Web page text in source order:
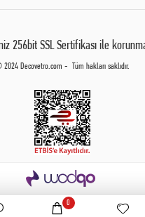
256bit SSL Sertifikası ile
Decovetro.com - Tüm hakları saklıdır.
0